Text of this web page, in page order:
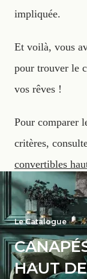
impliquée.
Et voilà, vous
pour trouver le
vos rêves !
Pour comparer
critères,
convertibles
Le Catalogue
HAUT